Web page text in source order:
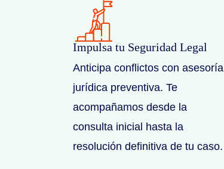
Impulsa tu Seguridad Legal
Anticipa conflictos con asesoría
jurídica preventiva. Te
acompañamos desde la
consulta inicial hasta la
resolución definitiva de tu caso.